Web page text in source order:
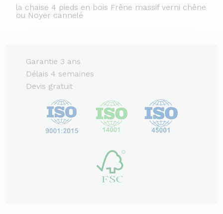
la chaise 4 pieds en bois Frêne massif verni chêne
ou Noyer cannelé
Garantie 3 ans
Délais 4 semaines
Devis gratuit